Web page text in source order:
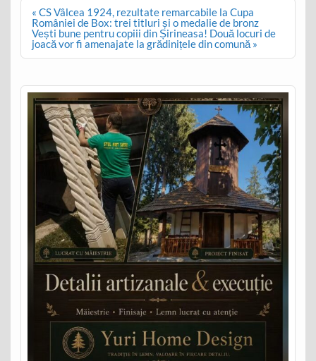
Post
navigation
« CS Vâlcea 1924, rezultate remarcabile la Cupa
României de Box: trei titluri și o medalie de bronz
Vești bune pentru copiii din Șirineasa! Două locuri de
joacă vor fi amenajate la grădinițele din comună »